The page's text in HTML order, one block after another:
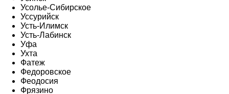
Усолье-Сибирское
Уссурийск
Усть-Илимск
Усть-Лабинск
Уфа
Ухта
Фатеж
Федоровское
Феодосия
Фрязино